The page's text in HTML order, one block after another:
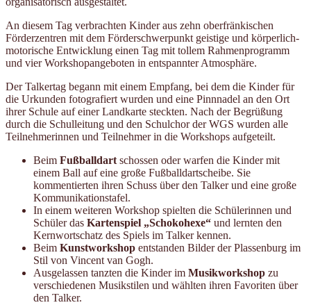
An diesem Tag verbrachten Kinder aus zehn oberfränkischen
Förderzentren mit dem Förderschwerpunkt geistige und körperlich-
motorische Entwicklung einen Tag mit tollem Rahmenprogramm
und vier Workshopangeboten in entspannter Atmosphäre.
Der Talkertag begann mit einem Empfang, bei dem die Kinder für
die Urkunden fotografiert wurden und eine Pinnnadel an den Ort
ihrer Schule auf einer Landkarte steckten. Nach der Begrüßung
durch die Schulleitung und den Schulchor der WGS wurden alle
Teilnehmerinnen und Teilnehmer in die Workshops aufgeteilt.
Beim Fußballdart schossen oder warfen die Kinder mit
einem Ball auf eine große Fußballdartscheibe. Sie
kommentierten ihren Schuss über den Talker und eine große
Kommunikationstafel.
In einem weiteren Workshop spielten die Schülerinnen und
Schüler das Kartenspiel „Schokohexe“ und lernten den
Kernwortschatz des Spiels im Talker kennen.
Beim Kunstworkshop entstanden Bilder der Plassenburg im
Stil von Vincent van Gogh.
Ausgelassen tanzten die Kinder im Musikworkshop zu
verschiedenen Musikstilen und wählten ihren Favoriten über
den Talker.